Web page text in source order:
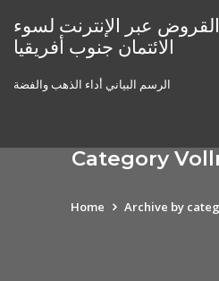
content
عبر الإنترنت لسوء
الائتمان جنوب أفريقيا
الرسم البياني أداء الذهب والفضة
Category
Home Archive by